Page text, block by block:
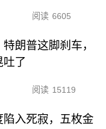
阅读 6605
朗普这脚刹车，
吐了
阅读 15119
陷入死寂，五枚金